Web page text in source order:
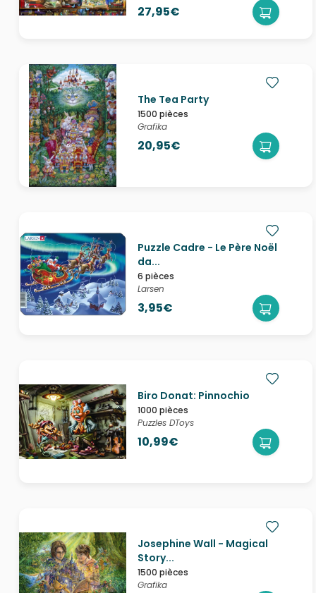
27,95€
The Tea Party
1500 pièces
Grafika
20,95€
Puzzle Cadre - Le Père Noël
da...
6 pièces
Larsen
3,95€
Biro Donat: Pinnochio
1000 pièces
Puzzles DToys
10,99€
Josephine Wall - Magical
Story...
1500 pièces
Grafika